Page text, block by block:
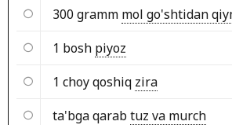
300 gramm mol go'shtidan
1 bosh piyoz
1 choy qoshiq zira
ta'bga qarabtuz va murch